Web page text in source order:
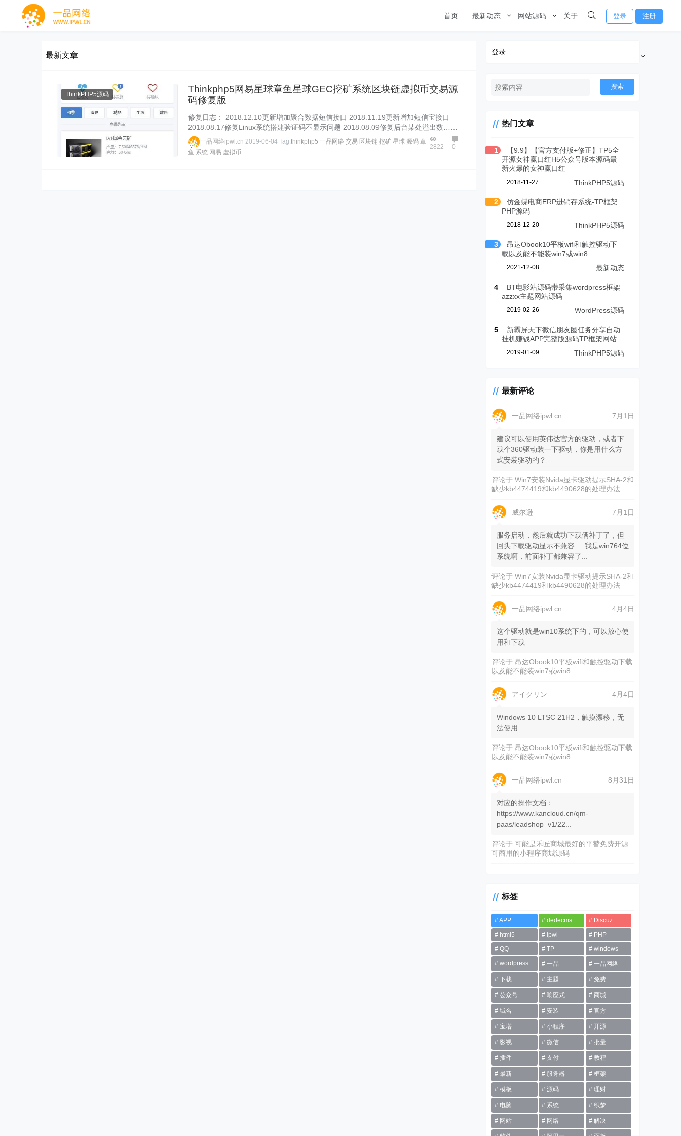
首页 最新动态 网站源码 关于 登录 注册
最新文章
ThinkPHP5源码
Thinkphp5网易星球章鱼星球GEC挖矿系统区块链虚拟币交易源
码修复版
修复日志： 2018.12.10更新增加聚合数据短信接口 2018.11.19更新增加短信宝接口
2018.08.17修复Linux系统搭建验证码不显示问题 2018.08.09修复后台某处溢出数……
一品网络ipwl.cn2019-06-04 Tag:thinkphp5 一品网络 交易 区块链 挖矿 星球 源码 章
鱼 系统 网易 虚拟币
2822 0
登录
搜索
热门文章
1
【9.9】【官方支付版+修正】TP5全
开源女神赢口红H5公众号版本源码最
新火爆的女神赢口红
2018-11-27 ThinkPHP5源码
2
仿金蝶电商ERP进销存系统-TP框架
PHP源码
2018-12-20 ThinkPHP5源码
3
昂达Obook10平板wifi和触控驱动下
载以及能不能装win7或win8
2021-12-08 最新动态
4
BT电影站源码带采集wordpress框架
azzxx主题网站源码
2019-02-26 WordPress源码
5
新霸屏天下微信朋友圈任务分享自动
挂机赚钱APP完整版源码TP框架网站
2019-01-09 ThinkPHP5源码
最新评论
一品网络ipwl.cn 7月1日
建议可以使用英伟达官方的驱动，或者下
载个360驱动装一下驱动，你是用什么方
式安装驱动的？
评论于Win7安装Nvida显卡驱动提示SHA-2和
缺少kb4474419和kb4490628的处理办法
威尔逊 7月1日
服务启动，然后就成功下载俩补丁了，但
回头下载驱动显示不兼容.....我是win764位
系统啊，前面补丁都兼容了...
评论于Win7安装Nvida显卡驱动提示SHA-2和
缺少kb4474419和kb4490628的处理办法
一品网络ipwl.cn 4月4日
这个驱动就是win10系统下的，可以放心使
用和下载
评论于昂达Obook10平板wifi和触控驱动下载
以及能不能装win7或win8
アイクリン 4月4日
Windows 10 LTSC 21H2，触摸漂移，无
法使用…
评论于昂达Obook10平板wifi和触控驱动下载
以及能不能装win7或win8
一品网络ipwl.cn 8月31日
对应的操作文档：
https://www.kancloud.cn/qm-
paas/leadshop_v1/22...
评论于可能是禾匠商城最好的平替免费开源
可商用的小程序商城源码
标签
APP dedecms
Discuz
html5
ipwl
PHP
QQ
TP
windows
wordpress
一品 一品网络
下载 主题 免费
公众号 响应式 商城
域名 安装 官方
宝塔 小程序 开源
影视 微信 批量
插件 支付 教程
最新 服务器 框架
模板 源码 理财
电脑 系统 织梦
网站 网络 解决